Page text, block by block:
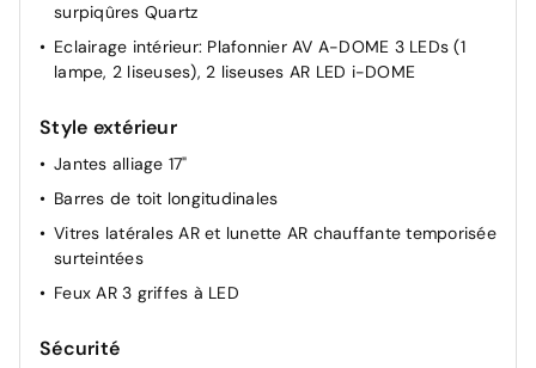
surpiqûres Quartz
Eclairage intérieur: Plafonnier AV A-DOME 3 LEDs (1
lampe, 2 liseuses), 2 liseuses AR LED i-DOME
Style extérieur
Jantes alliage 17"
Barres de toit longitudinales
Vitres latérales AR et lunette AR chauffante temporisée
surteintées
Feux AR 3 griffes à LED
Sécurité